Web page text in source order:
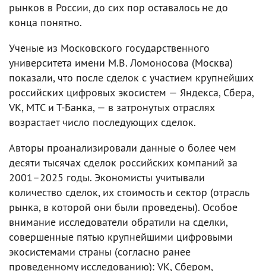
рынков в России, до сих пор оставалось не до
конца понятно.
Ученые из Московского государственного
университета имени М.В. Ломоносова (Москва)
показали, что после сделок с участием крупнейших
российских цифровых экосистем — Яндекса, Сбера,
VK, МТС и Т-Банка, — в затронутых отраслях
возрастает число последующих сделок.
Авторы проанализировали данные о более чем
десяти тысячах сделок российских компаний за
2001–2025 годы. Экономисты учитывали
количество сделок, их стоимость и сектор (отрасль
рынка, в которой они были проведены). Особое
внимание исследователи обратили на сделки,
совершенные пятью крупнейшими цифровыми
экосистемами страны (согласно ранее
проведенному исследованию): VK, Сбером,